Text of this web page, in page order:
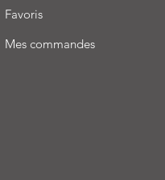
Favoris
Mes commandes